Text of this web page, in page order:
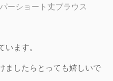
ーショート丈ブラウス
ます。
ましたらとっても嬉しいで